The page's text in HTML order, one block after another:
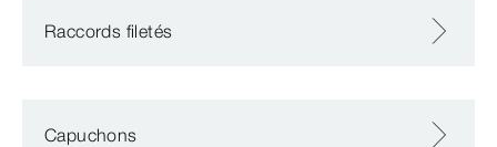
Raccords filetés
Capuchons